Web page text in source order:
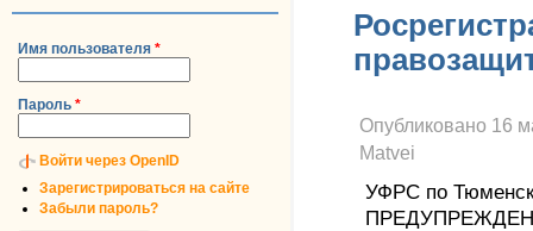
Имя пользователя *
Пароль *
Войти через OpenID
Зарегистрироваться на сайте
Забыли пароль?
Опубликовано 16
Matvei
УФРС по